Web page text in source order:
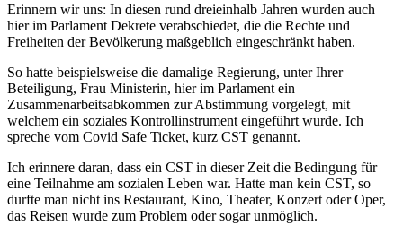
Erinnern wir uns: In diesen rund dreieinhalb Jahren wurden auch
hier im Parlament Dekrete verabschiedet, die die Rechte und
Freiheiten der Bevölkerung maßgeblich eingeschränkt haben.
So hatte beispielsweise die damalige Regierung, unter Ihrer
Beteiligung, Frau Ministerin, hier im Parlament ein
Zusammenarbeitsabkommen zur Abstimmung vorgelegt, mit
welchem ein soziales Kontrollinstrument eingeführt wurde. Ich
spreche vom Covid Safe Ticket, kurz CST genannt.
Ich erinnere daran, dass ein CST in dieser Zeit die Bedingung für
eine Teilnahme am sozialen Leben war. Hatte man kein CST, so
durfte man nicht ins Restaurant, Kino, Theater, Konzert oder Oper,
das Reisen wurde zum Problem oder sogar unmöglich.